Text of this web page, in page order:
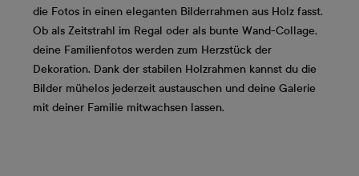
die Fotos in einen eleganten Bilderrahmen aus Holz fasst.
Ob als Zeitstrahl im Regal oder als bunte Wand-Collage,
deine Familienfotos werden zum Herzstück der
Dekoration. Dank der stabilen Holzrahmen kannst du die
Bilder mühelos jederzeit austauschen und deine Galerie
mit deiner Familie mitwachsen lassen.